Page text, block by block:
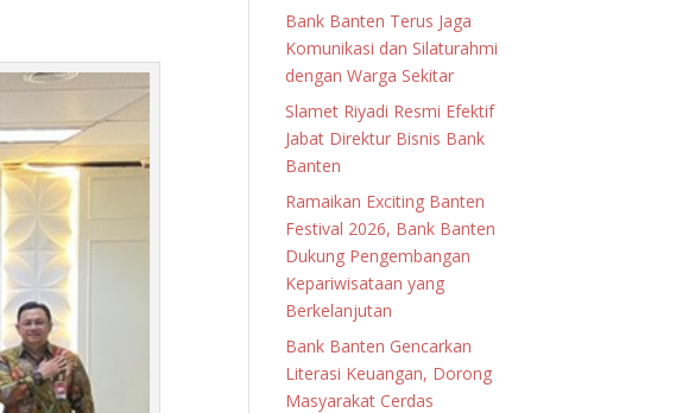
Bank Banten Terus Jaga
Komunikasi dan Silaturahmi
dengan Warga Sekitar
Slamet Riyadi Resmi Efektif
Jabat Direktur Bisnis Bank
Banten
Ramaikan Exciting Banten
Festival 2026, Bank Banten
Dukung Pengembangan
Kepariwisataan yang
Berkelanjutan
Bank Banten Gencarkan
Literasi Keuangan, Dorong
Masyarakat Cerdas